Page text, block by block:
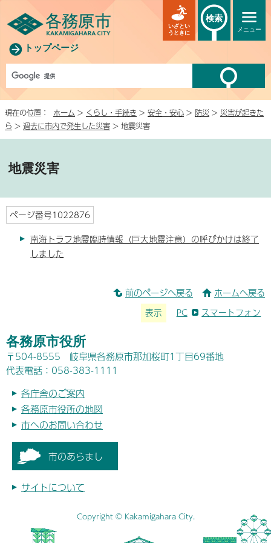
トップページ
メニュー
いざとい
うときに
検索
現在の位置： ホーム > くらし・手続き > 安全・安心 > 防災 > 災害が起きた
ら > 過去に市内で発生した災害 > 地震災害
地震災害
ページ番号1022876
南海トラフ地震臨時情報（巨大地震注意）の呼びかけは終了
しました
前のページへ戻る ホームへ戻る
表示 PC スマートフォン
各務原市役所
〒504-8555 岐阜県各務原市那加桜町1丁目69番地
代表電話：058-383-1111
各庁舎のご案内
各務原市役所の地図
市へのお問い合わせ
市のあらまし
サイトについて
Copyright © Kakamigahara City.